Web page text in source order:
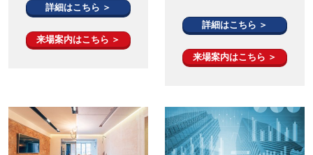
詳細はこちら ＞
来場案内はこちら ＞
詳細はこちら ＞
来場案内はこちら ＞